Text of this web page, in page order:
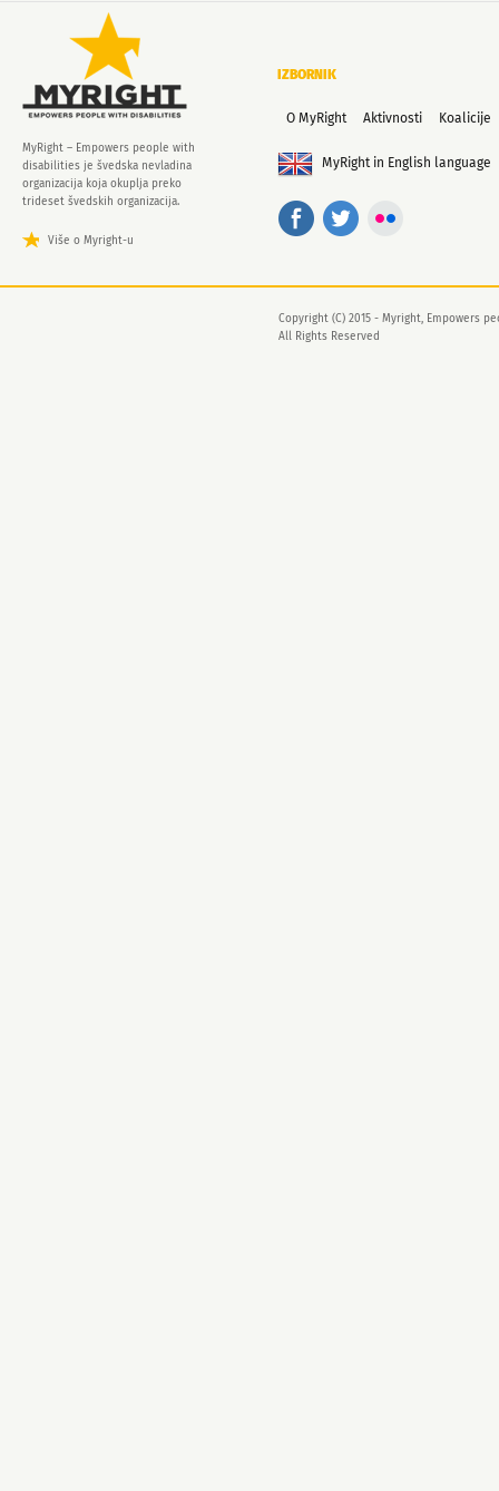
MyRight – Empowers people with
disabilities je švedska nevladina
organizacija koja okuplja preko
trideset švedskih organizacija.
Više o Myright-u
IZBORNIK
O MyRight Aktivnosti Koalicije
MyRight in English language
Copyright (C) 2015 - Myright, Empowers
All Rights Reserved